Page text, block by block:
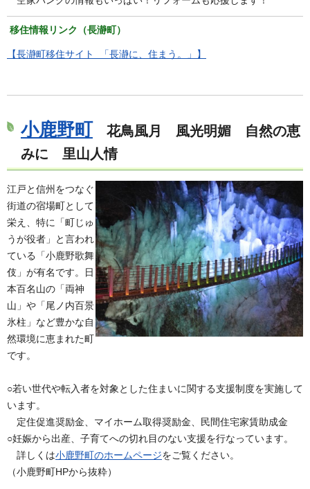
移住情報リンク（長瀞町）
【長瀞町移住サイト 「長瀞に、住まう。」】
小鹿野町 花鳥風月 風光明媚 自然の恵
みに 里山人情
江戸と信州をつなぐ
街道の宿場町として
栄え、特に「町じゅ
うが役者」と言われ
ている「小鹿野歌舞
伎」が有名です。日
本百名山の「両神
山」や「尾ノ内百景
氷柱」など豊かな自
然環境に恵まれた町
です。
○若い世代や転入者を対象とした住まいに関する支援制度を実施して
います。
定住促進奨励金、マイホーム取得奨励金、民間住宅家賃助成金
○妊娠から出産、子育てへの切れ目のない支援を行なっています。
詳しくは小鹿野町のホームページをご覧ください。
（小鹿野町HPから抜粋）